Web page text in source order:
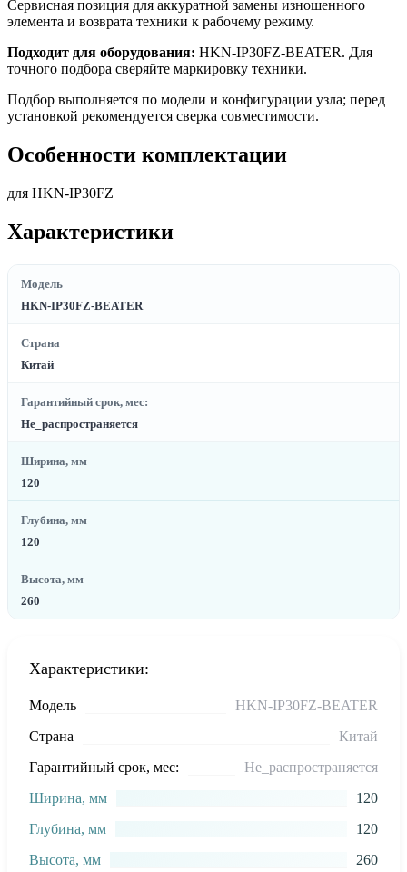
Сервисная позиция для аккуратной замены изношенного
элемента и возврата техники к рабочему режиму.
Подходит для оборудования: HKN-IP30FZ-BEATER. Для
точного подбора сверяйте маркировку техники.
Подбор выполняется по модели и конфигурации узла; перед
установкой рекомендуется сверка совместимости.
Особенности комплектации
для HKN-IP30FZ
Характеристики
Модель
HKN-IP30FZ-BEATER
Страна
Китай
Гарантийный срок, мес:
Не_распространяется
Ширина, мм
120
Глубина, мм
120
Высота, мм
260
Характеристики:
Модель
HKN-IP30FZ-BEATER
Страна
Китай
Гарантийный срок, мес:
Не_распространяется
Ширина, мм
120
Глубина, мм
120
Высота, мм
260